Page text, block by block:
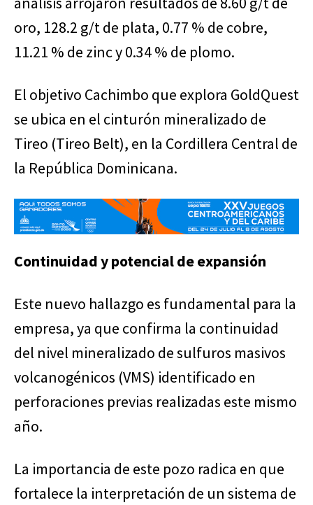
oro, 128.2 g/t de plata, 0.77 % de cobre,
11.21 % de zinc y 0.34 % de plomo.
El objetivo Cachimbo que explora GoldQuest
se ubica en el cinturón mineralizado de
Tireo (Tireo Belt), en la Cordillera Central de
la República Dominicana.
Continuidad y potencial de expansión
Este nuevo hallazgo es fundamental para la
empresa, ya que confirma la continuidad
del nivel mineralizado de sulfuros masivos
volcanogénicos (VMS) identificado en
perforaciones previas realizadas este mismo
año.
La importancia de este pozo radica en que
fortalece la interpretación de un sistema de